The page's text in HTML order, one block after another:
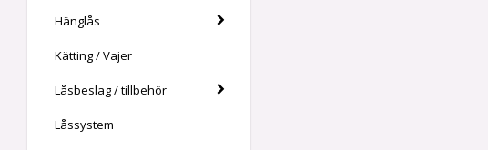
Hänglås
Kätting / Vajer
Låsbeslag / tillbehör
Låssystem